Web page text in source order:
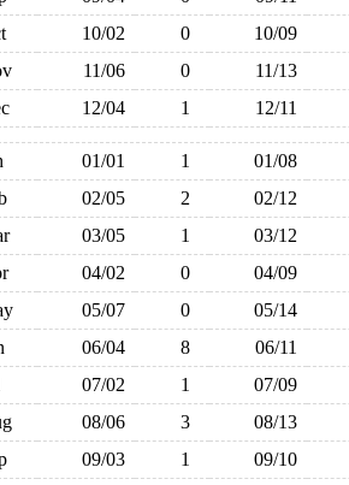
10/02 0
10/09
11/06 0
11/13
12/04 1 12/11
01/01 1
01/08
02/05 2
02/12
03/05 1
03/12
04/02 0
04/09
05/07 0
05/14
06/04 8
06/11
07/02 1
07/09
08/06 3
08/13
09/03 1
09/10